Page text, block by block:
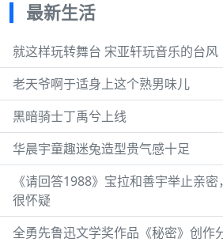
最新生活
就这样玩转舞台 宋亚轩玩音乐的台风
老天爷啊于适身上这个熟男味儿
黑暗骑士丁禹兮上线
华晨宇童趣迷兔造型贵气感十足
《请回答1988》宝拉和善宇举止亲
很怀疑
全勇先鲁迅文学奖作品《秘密》创作